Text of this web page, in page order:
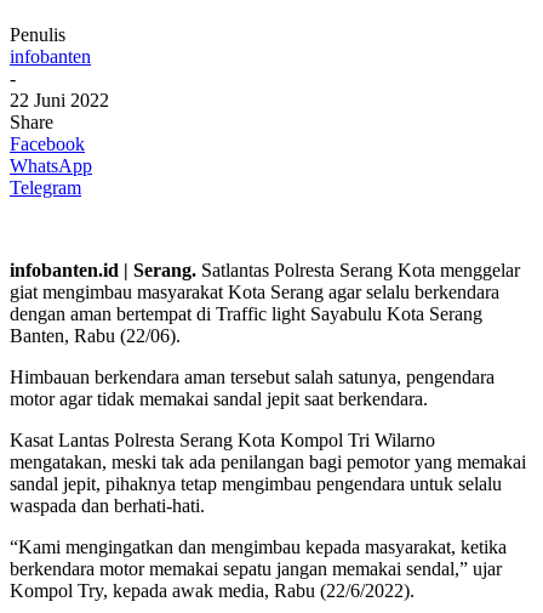
Penulis
infobanten
-
22 Juni 2022
Share
Facebook
WhatsApp
Telegram
infobanten.id | Serang. Satlantas Polresta Serang Kota menggelar
giat mengimbau masyarakat Kota Serang agar selalu berkendara
dengan aman bertempat di Traffic light Sayabulu Kota Serang
Banten, Rabu (22/06).
Himbauan berkendara aman tersebut salah satunya, pengendara
motor agar tidak memakai sandal jepit saat berkendara.
Kasat Lantas Polresta Serang Kota Kompol Tri Wilarno
mengatakan, meski tak ada penilangan bagi pemotor yang memakai
sandal jepit, pihaknya tetap mengimbau pengendara untuk selalu
waspada dan berhati-hati.
“Kami mengingatkan dan mengimbau kepada masyarakat, ketika
berkendara motor memakai sepatu jangan memakai sendal,” ujar
Kompol Try, kepada awak media, Rabu (22/6/2022).